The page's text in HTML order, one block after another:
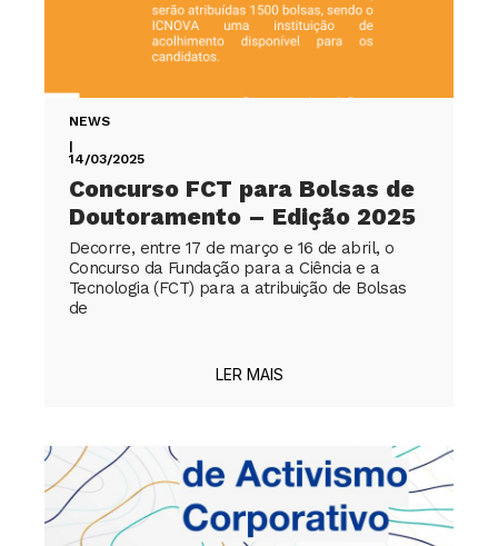
NEWS
|
14/03/2025
Concurso FCT para Bolsas de
Doutoramento – Edição 2025
Decorre, entre 17 de março e 16 de abril, o
Concurso da Fundação para a Ciência e a
Tecnologia (FCT) para a atribuição de Bolsas
de
LER MAIS